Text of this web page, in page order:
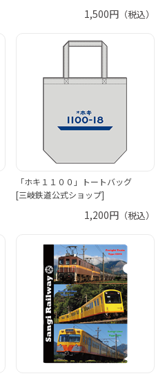
1,500円 （税込）
「ホキ１１００」トートバッグ
[三岐鉄道公式ショップ]
1,200円 （税込）